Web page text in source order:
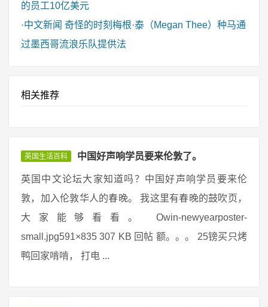
的员工10亿美元
·中文新闻 奇怪的时刻梅根·泰（Megan Thee）种马通
过墨西哥流浪乐队提供法
相关推荐
英国生活百科 中国好声响学员要来伦敦了。
英国中文论坛大家知道吗？中国好声响学员要来伦
敦，加入伦敦华人的春晚。 我这里有春晚的鼓吹页，
大家能够看看。 Owin-newyearposter-
small.jpg591×835 307 KB 回帖 额。。。 25镑买只烤
鸭回家啃啃， 打电 ...